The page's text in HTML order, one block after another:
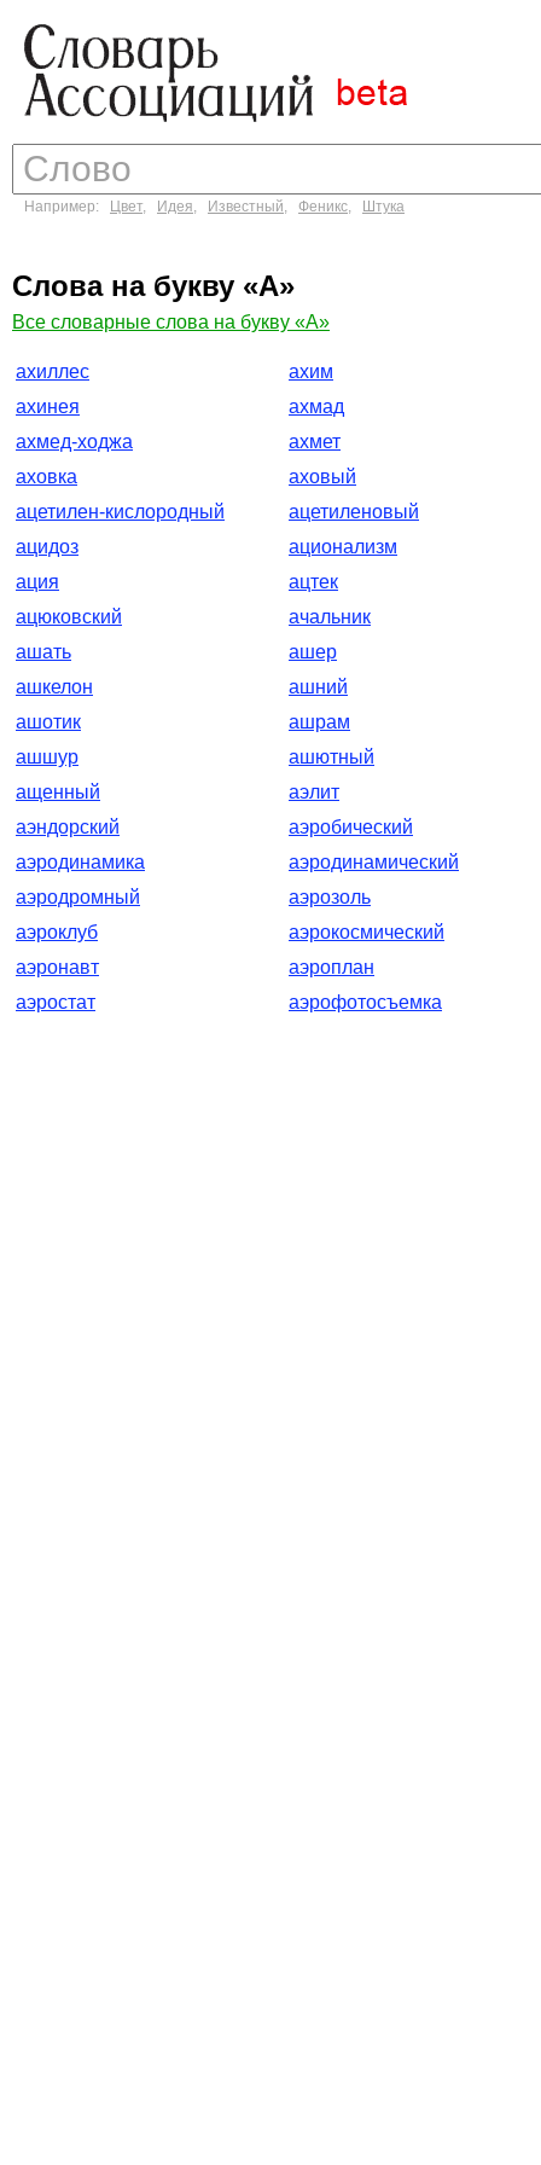
Например: Цвет, Идея, Известный, Феникс, Штука
Слова на букву «А»
Все словарные слова на букву «А»
ахиллес
ахим
ахинея
ахмад
ахмед-ходжа
ахмет
аховка
аховый
ацетилен-кислородный
ацетиленовый
ацидоз
ационализм
ация
ацтек
ацюковский
ачальник
ашать
ашер
ашкелон
ашний
ашотик
ашрам
ашшур
ашютный
ащенный
аэлит
аэндорский
аэробический
аэродинамика
аэродинамический
аэродромный
аэрозоль
аэроклуб
аэрокосмический
аэронавт
аэроплан
аэростат
аэрофотосъемка